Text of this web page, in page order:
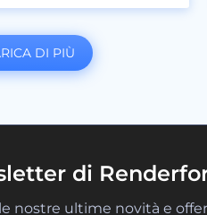
DI PIÙ
di
nostre ultime novità e